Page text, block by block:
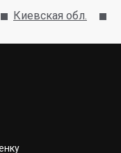
Киевская обл.